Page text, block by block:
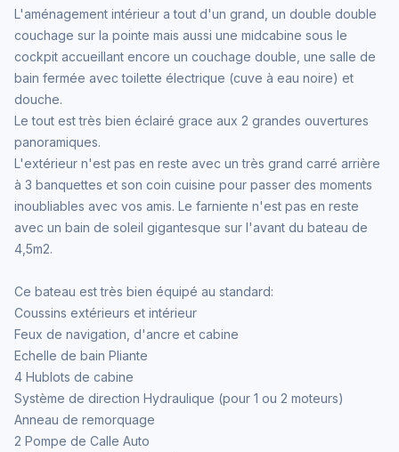
L'aménagement intérieur a tout d'un grand, un double double
couchage sur la pointe mais aussi une midcabine sous le
cockpit accueillant encore un couchage double, une salle de
bain fermée avec toilette électrique (cuve à eau noire) et
douche.
Le tout est très bien éclairé grace aux 2 grandes ouvertures
panoramiques.
L'extérieur n'est pas en reste avec un très grand carré arrière
à 3 banquettes et son coin cuisine pour passer des moments
inoubliables avec vos amis. Le farniente n'est pas en reste
avec un bain de soleil gigantesque sur l'avant du bateau de
4,5m2.
Ce bateau est très bien équipé au standard:
Coussins extérieurs et intérieur
Feux de navigation, d'ancre et cabine
Echelle de bain Pliante
4 Hublots de cabine
Système de direction Hydraulique (pour 1 ou 2 moteurs)
Anneau de remorquage
2 Pompe de Calle Auto